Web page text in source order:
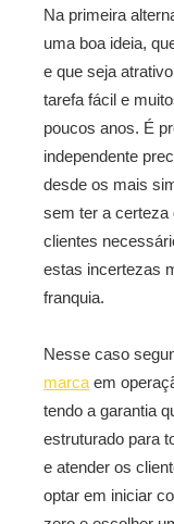
Na primeira
uma boa ideia,
e que seja
tarefa fácil e
poucos anos. É
independente
desde os mais
sem ter a certeza
clientes
estas incertezas
franquia.
Nesse caso
marca em
tendo a garantia
estruturado para
e atender os
optar em iniciar